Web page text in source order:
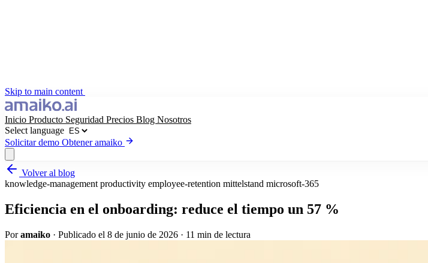
Skip to main content
Inicio Producto Seguridad Precios Blog Nosotros
Select language
Solicitar demo Obtener amaiko
Obtener amaiko Solicitar demo
Volver al blog
knowledge-management productivity employee-retention mittelstand microsoft-365
Eficiencia en el onboarding: reduce el tiempo un 57 %
Poramaiko · Publicado el 8 de junio de 2026 · 11 min de lectura